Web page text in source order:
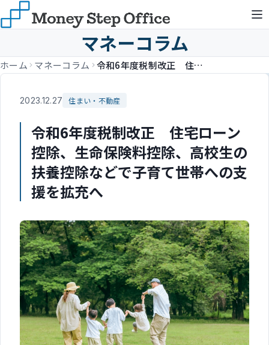
マネーコラム
ホーム マネーコラム 令和6年度税制改正 住宅ローン控除、生命保険料控除、高校生の扶養控除などで子育て世帯への支援を拡充へ
2023.12.27 住まい・不動産
令和6年度税制改正 住宅ローン
控除、生命保険料控除、高校生の
扶養控除などで子育て世帯への支
援を拡充へ